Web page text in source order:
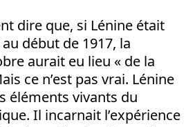
dire que, si Lénine était
début de 1917, la
aurait eu lieu « de la
ce n’est pas vrai. Lénine
éléments vivants du
Il incarnait l’expérience